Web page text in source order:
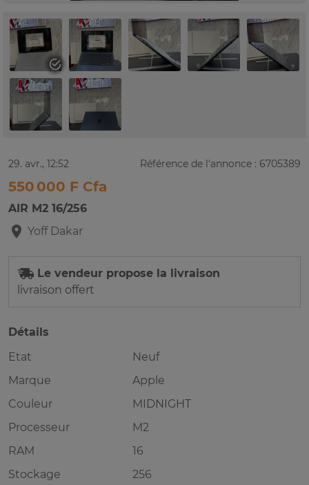
29. avr., 12:52 Référence de l'annonce : 6705389
550 000 F Cfa
AIR M2 16/256
Yoff Dakar
Le vendeur propose la livraison
livraison offert
Détails
Etat
Neuf
Marque
Apple
Couleur
MIDNIGHT
Processeur
M2
RAM
16
Stockage
256